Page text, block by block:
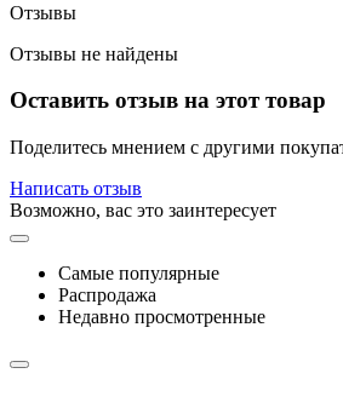
Отзывы
Отзывы не найдены
Оставить отзыв на этот товар
Поделитесь мнением с другими
Написать отзыв
Возможно, вас это заинтересует
Самые популярные
Распродажа
Недавно просмотренные